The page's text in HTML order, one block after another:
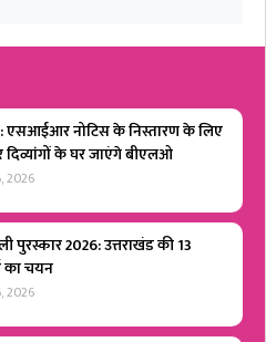
एसआईआर नोटिस के निस्तारण के लिए
दिव्यांगों के घर जाएंगे बीएलओ
2026
पुरस्कार 2026: उत्तराखंड की 13
का चयन
2026